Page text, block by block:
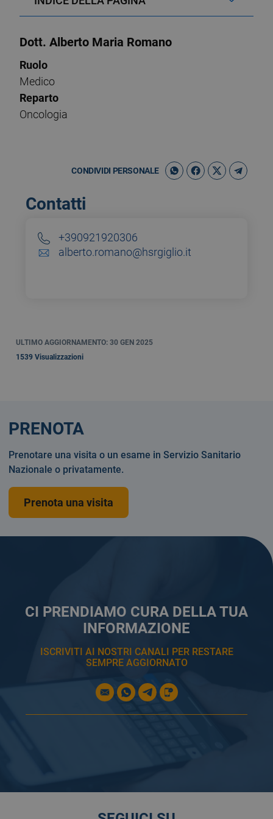
Dott. Alberto Maria Romano
Ruolo
Medico
Reparto
Oncologia
CONDIVIDI PERSONALE
Contatti
+390921920306
alberto.romano@hsrgiglio.it
ULTIMO AGGIORNAMENTO: 30 GEN 2025
1539 Visualizzazioni
CI PRENDIAMO CURA DELLA TUA
INFORMAZIONE
ISCRIVITI AI NOSTRI CANALI PER RESTARE
SEMPRE AGGIORNATO
PRENOTA
Prenotare una visita o un esame in Servizio Sanitario
Nazionale o privatamente.
Prenota una visita